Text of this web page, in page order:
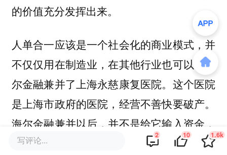
的价值充分发挥出来。
人单合一应该是一个社会化的商业模式，并
不仅仅用在制造业，在其他行业也可以。海
尔金融兼并了上海永慈康复医院。这个医院
是上海市政府的医院，经营不善快要破产。
海尔金融兼并以后，并不是给它输入资金，
而是把它变成了一个人单合一模式——医患
写评论... 2 10 1.6k